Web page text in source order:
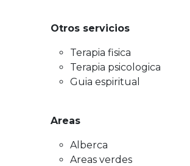
Otros servicios
Terapia fisica
Terapia psicologica
Guia espiritual
Areas
Alberca
Areas verdes